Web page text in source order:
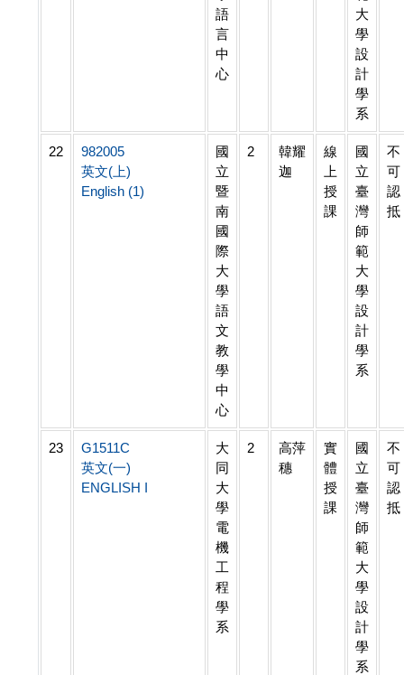
語
言
中
心
大
學
設
計
學
系
22
982005
英文(上)
English (1)
國
立
暨
南
國
際
大
學
語
文
教
學
中
心
2
韓耀
迦
線
上
授
課
國
立
臺
灣
師
範
大
學
設
計
學
系
不
可
認
抵
23
G1511C
英文(一)
ENGLISH I
大
同
大
學
電
機
工
程
學
系
2
高萍
穗
實
體
授
課
國
立
臺
灣
師
範
大
學
設
計
學
系
不
可
認
抵